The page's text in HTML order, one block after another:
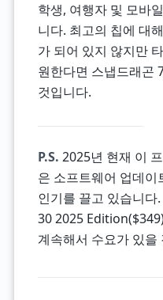
학생, 여행자 및 모바
니다. 최고의 칩에 대
가 되어 있지 않지만
원한다면 스냅드래곤
것입니다.
P.S. 2025년 현재 이
은 소프트웨어 업데이
인기를 끌고 있습니
30 2025
계속해서 수요가 있을